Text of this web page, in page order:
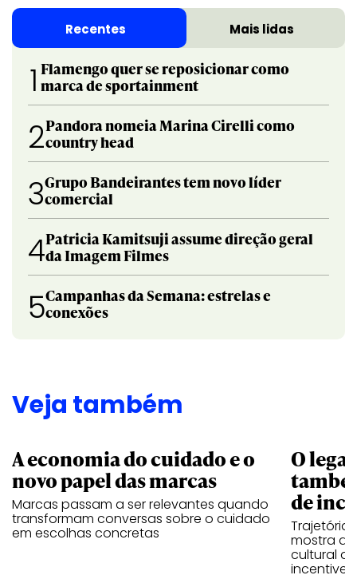
Recentes Mais lidas
1 Flamengo quer se reposicionar como
marca de sportainment
2Pandora nomeia Marina Cirelli como
country head
3Grupo Bandeirantes tem novo líder
comercial
4Patricia Kamitsuji assume direção geral
da Imagem Filmes
5Campanhas da Semana: estrelas e
conexões
Veja também
A economia do cuidado e o
novo papel das marcas
Marcas passam a ser relevantes quando
transformam conversas sobre o cuidado
em escolhas concretas
O
de
Trajetória
mostra
cultural
incentive